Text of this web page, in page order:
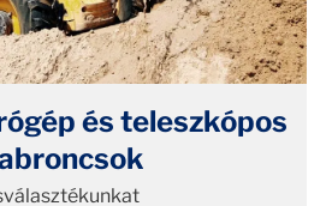
és teleszkópos